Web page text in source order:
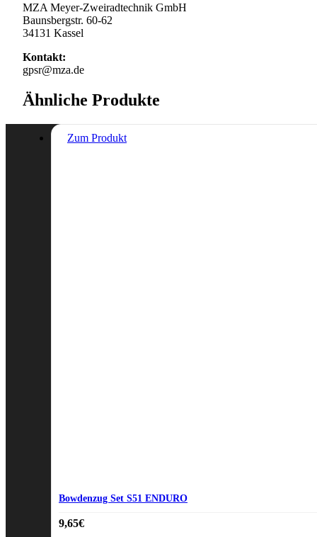
MZA Meyer-Zweiradtechnik GmbH
Baunsbergstr. 60-62
34131 Kassel
Kontakt:
gpsr@mza.de
Ähnliche Produkte
Zum Produkt
Bowdenzug Set S51 ENDURO
9,65€